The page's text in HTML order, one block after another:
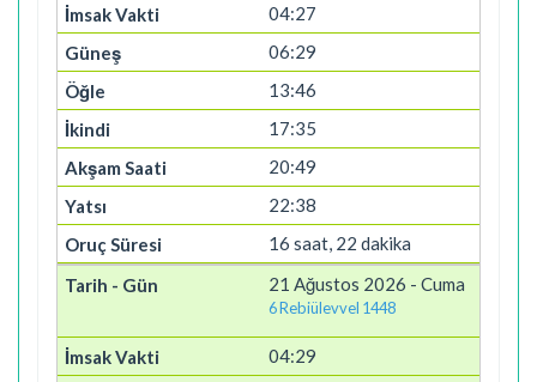
04:27
06:29
13:46
17:35
20:49
22:38
16 saat, 22 dakika
21 Ağustos 2026 - Cuma
6 Rebiülevvel 1448
04:29